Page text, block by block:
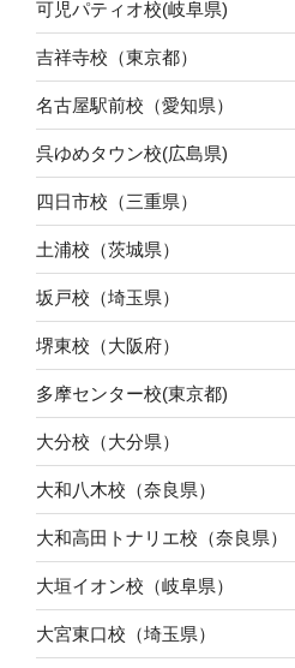
可児パティオ校(岐阜県)
吉祥寺校（東京都）
名古屋駅前校（愛知県）
呉ゆめタウン校(広島県)
四日市校（三重県）
土浦校（茨城県）
坂戸校（埼玉県）
堺東校（大阪府）
多摩センター校(東京都)
大分校（大分県）
大和八木校（奈良県）
大和高田トナリエ校（奈良県）
大垣イオン校（岐阜県）
大宮東口校（埼玉県）